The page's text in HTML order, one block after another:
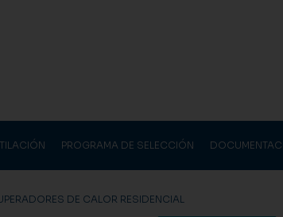
PROGRAMA DE SELECCIÓN
DE CALOR RESIDENCIAL